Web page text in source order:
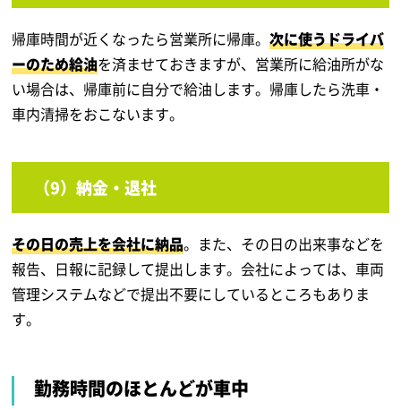
帰庫時間が近くなったら営業所に帰庫。次に使うドライバ
ーのため給油を済ませておきますが、営業所に給油所がな
い場合は、帰庫前に自分で給油します。帰庫したら洗車・
車内清掃をおこないます。
（9）納金・退社
その日の売上を会社に納品。また、その日の出来事などを
報告、日報に記録して提出します。会社によっては、車両
管理システムなどで提出不要にしているところもありま
す。
勤務時間のほとんどが車中